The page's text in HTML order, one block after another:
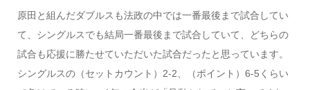
原田と組んだダブルスも法政の中では一番最後まで試合してい
て、シングルスでも結局一番最後まで試合していて、どちらの
試合も応援に勝たせていただいた試合だったと思っています。
シングルスの（セットカウント）2-2、（ポイント）6-5くらい